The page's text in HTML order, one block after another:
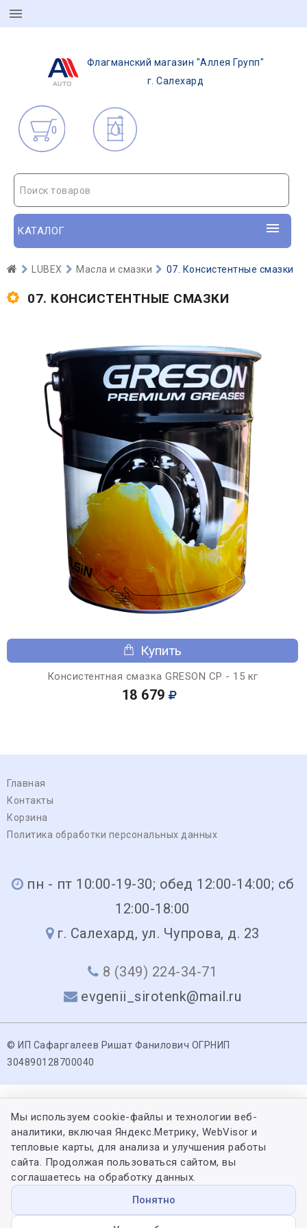
Флагманский магазин "Аллея Групп"
г. Салехард
0
Поиск товаров
КАТАЛОГ
LUBEX Масла и смазки 07. Консистентные смазки
07. КОНСИСТЕНТНЫЕ СМАЗКИ
Купить
Консистентная смазка GRESON CP - 15 кг
18 679
Главная
Контакты
Корзина
Политика обработки персональных данных
пн - пт 10:00-19-30; обед 12:00-14:00; сб
12:00-18:00
г. Салехард, ул. Чупрова, д. 23
8 (349) 224-34-71
evgenii_sirotenk@mail.ru
© ИП Сафаргалеев Ришат Фанилович ОГРНИП
304890128700040
Мы используем cookie-файлы и технологии веб-
аналитики, включая Яндекс.Метрику, WebVisor и
тепловые карты, для анализа и улучшения работы
сайта. Продолжая пользоваться сайтом, вы
соглашаетесь на обработку данных.
Понятно